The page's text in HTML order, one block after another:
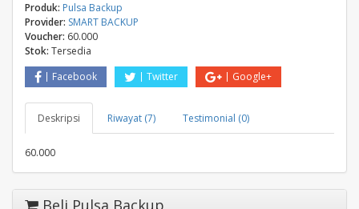
Produk: Pulsa Backup
Provider: SMART BACKUP
Voucher: 60.000
Stok: Tersedia
Facebook
Twitter Google+
Deskripsi Riwayat (7) Testimonial (0)
60.000
Beli Pulsa Backup